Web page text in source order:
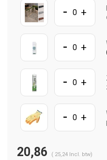
- +
- +
- +
- +
20,86 ( 25,24 Incl. btw)